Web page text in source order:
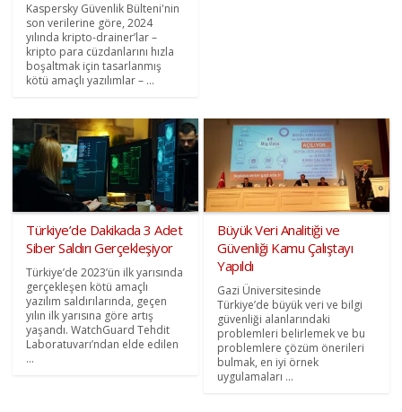
Kaspersky Güvenlik Bülteni'nin
son verilerine göre, 2024
yılında kripto-drainer’lar –
kripto para cüzdanlarını hızla
boşaltmak için tasarlanmış
kötü amaçlı yazılımlar – ...
Türkiye’de Dakikada 3 Adet
Siber Saldırı Gerçekleşiyor
Türkiye’de 2023’ün ilk yarısında
gerçekleşen kötü amaçlı
yazılım saldırılarında, geçen
yılın ilk yarısına göre artış
yaşandı. WatchGuard Tehdit
Laboratuvarı’ndan elde edilen
...
Büyük Veri Analitiği ve
Güvenliği Kamu Çalıştayı
Yapıldı
Gazi Üniversitesinde
Türkiye’de büyük veri ve bilgi
güvenliği alanlarındaki
problemleri belirlemek ve bu
problemlere çözüm önerileri
bulmak, en iyi örnek
uygulamaları ...